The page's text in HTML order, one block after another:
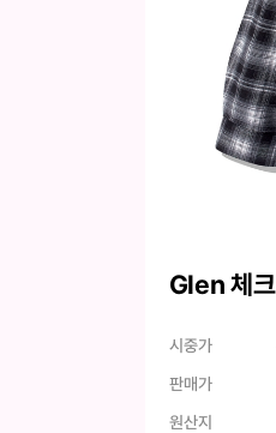
Glen 체
시중가
판매가
원산지